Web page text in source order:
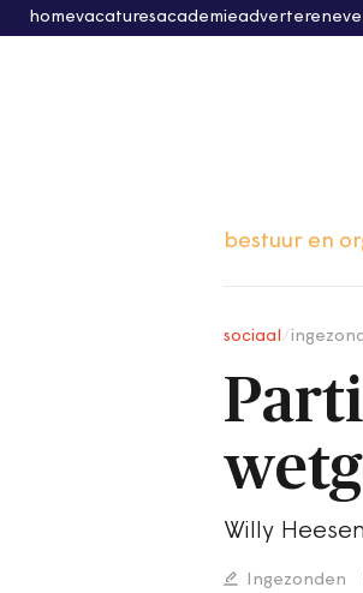
homevacaturesacademieadverteren
bestuur en
sociaal
Willy
Ingezonden